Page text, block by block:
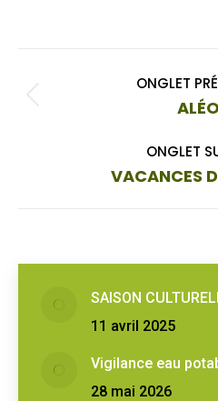
de
ONGLET
ONGLET
VACANCES
SAISON
11 avril 2025
Vigilance eau
28 mai 2026